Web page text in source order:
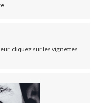
cliquez sur les vignettes